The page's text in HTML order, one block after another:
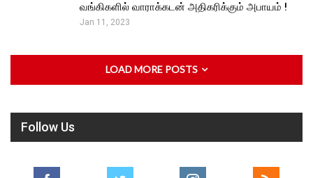
வங்கிகளில் வாராக்கடன் அதிகரிக்கும் அபாயம் !
Jan 11, 2023
LOAD MORE POSTS
Follow Us